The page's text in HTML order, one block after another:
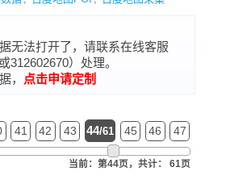
无法打开了，请联系在线客服
312602670）处理。
，
点击申请定制
41 42 43 44/61 45 46 47
当前：第44页，共计： 61页